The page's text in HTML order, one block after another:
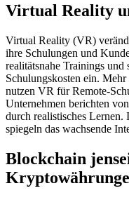
Virtual Reality
Virtual Reality (VR)
ihre Schulungen und
realitätsnahe Trainings und
Schulungskosten ein.
nutzen VR für Remote-
Unternehmen berichten
durch realistisches
spiegeln das wachsende
Blockchain